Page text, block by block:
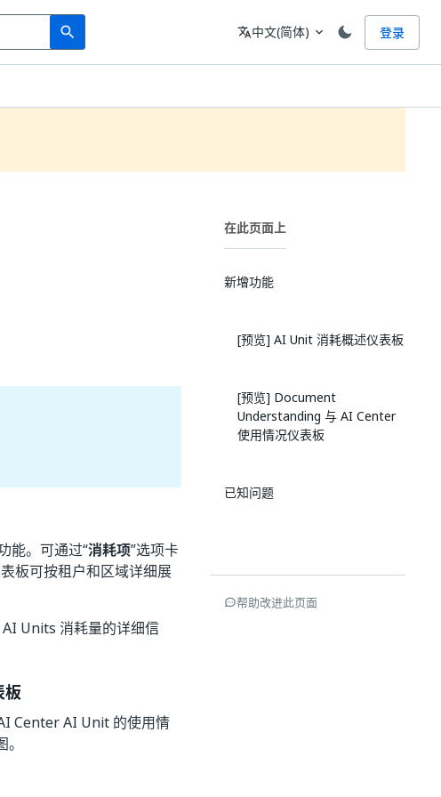
search
Search 语言
translate中文(简体) expand_more 登录
能。可通过“消耗项”选项卡
板可按租户和区域详细展
Units 消耗量的详细信
Center AI Unit 的使用情
在此页面上
新增功能
[预览] AI Unit 消耗概述仪表板
[预览] Document
Understanding 与 AI Center
使用情况仪表板
已知问题
帮助改进此页面